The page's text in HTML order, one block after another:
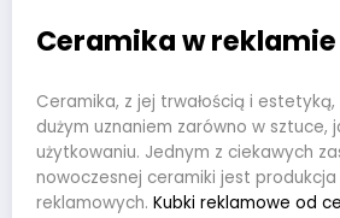
Ceramika w reklamie
Ceramika, z jej trwałością i estetyką,
dużym uznaniem zarówno w sztuce,
użytkowaniu. Jednym z ciekawych
nowoczesnej ceramiki jest
reklamowych. Kubki reklamowe od